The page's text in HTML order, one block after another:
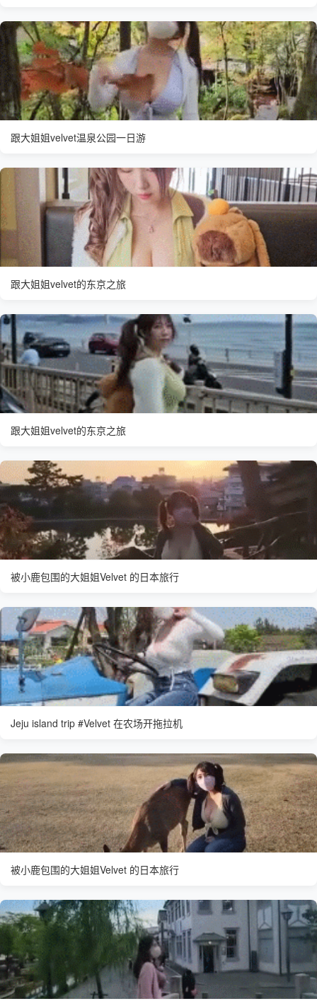
跟大姐姐velvet温泉公园一日游
跟大姐姐velvet的东京之旅
跟大姐姐velvet的东京之旅
被小鹿包围的大姐姐Velvet 的日本旅行
Jeju island trip #Velvet 在农场开拖拉机
被小鹿包围的大姐姐Velvet 的日本旅行